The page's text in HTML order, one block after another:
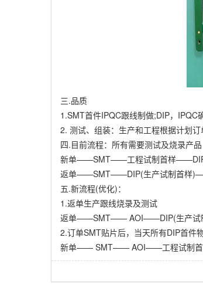
三.品质
1.SMT首件IPQC跟线制做;DIP，IPQC
2. 测试、组装：生产和工程根据计划
四.目前流程：所有需要测试及烧录产品
新单——SMT——工程试制首样
返单——SMT——DIP(生产试制首样
五.新流程(优化)：
1.返单生产跟线烧录及测试
返单——SMT—— AOI——DIP(生产
2.订单SMT贴片后，当天所有DIP首件
新单—— SMT—— AOI——工程试制